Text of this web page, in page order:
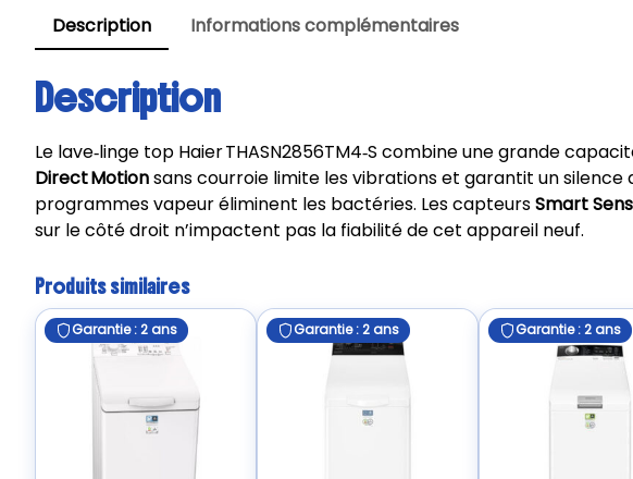
Description Informations complémentaires
Description
Le lave‑linge top Haier THASN2856TM4‑S combine une grande
Direct Motionsans courroie limite les vibrations et garantit un
programmes vapeur éliminent les bactéries. Les capteursSmart
sur le côté droit n’impactent pas la fiabilité de cet appareil neuf.
Produits similaires
Garantie : 2 ans Garantie : 2 ans Garantie : 2 ans